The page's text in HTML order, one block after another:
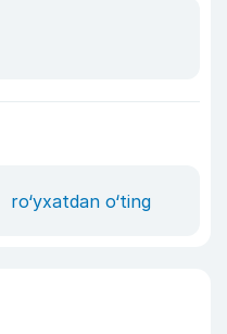
ro‘yxatdan o‘ting